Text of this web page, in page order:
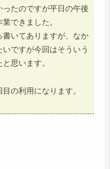
たのですが平日の午後
できました。
いてありますが、なか
ですが今回はそういう
思います。
の利用になります。